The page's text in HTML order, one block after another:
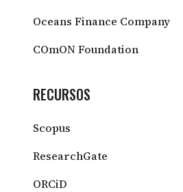
Oceans Finance Company
COmON Foundation
RECURSOS
Scopus
ResearchGate
ORCiD